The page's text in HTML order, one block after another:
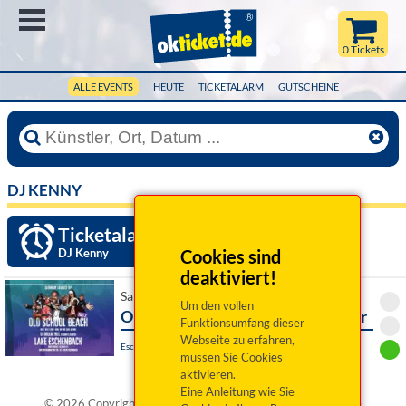
ALLE EVENTS HEUTE TICKETALARM GUTSCHEINE
0 Tickets
Cookies sind
deaktiviert!
Um den vollen
Funktionsumfang dieser
Webseite zu erfahren,
müssen Sie Cookies
aktivieren.
Eine Anleitung wie Sie
DJ KENNY
Ticketalarm einrichten »
DJ Kenny
Sa 15. August 2026 18:00 Uhr
Old School Beach part 2 - Open Air
Eschenbach i.d.OPf., Rußweiher Eschenbach